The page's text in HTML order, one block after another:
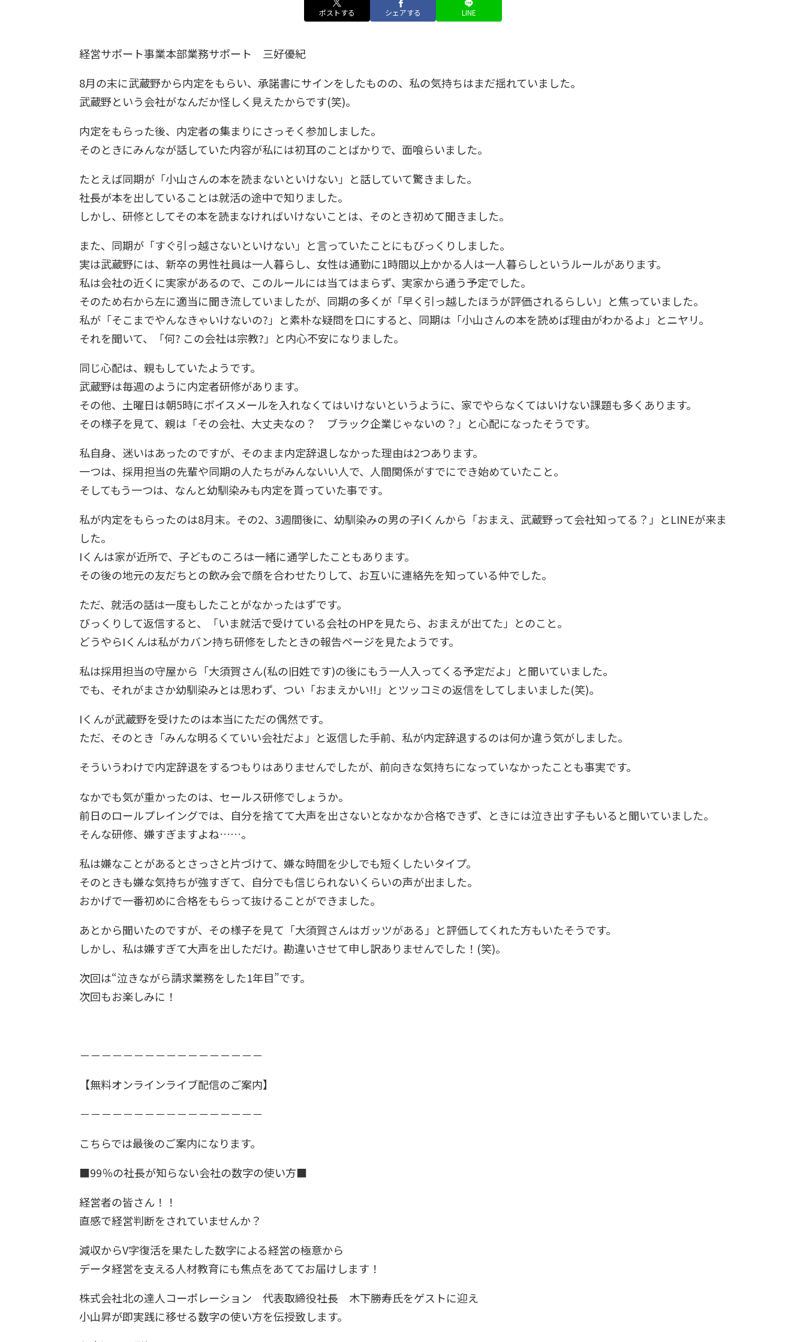
ポストする シェアする LINE
経営サポート事業本部業務サポート 三好優紀
8月の末に武蔵野から内定をもらい、承諾書にサインをしたものの、私の気持ちはまだ揺れていました。
武蔵野という会社がなんだか怪しく見えたからです(笑)。
内定をもらった後、内定者の集まりにさっそく参加しました。
そのときにみんなが話していた内容が私には初耳のことばかりで、面喰らいました。
たとえば同期が「小山さんの本を読まないといけない」と話していて驚きました。
社長が本を出していることは就活の途中で知りました。
しかし、研修としてその本を読まなければいけないことは、そのとき初めて聞きました。
また、同期が「すぐ引っ越さないといけない」と言っていたことにもびっくりしました。
実は武蔵野には、新卒の男性社員は一人暮らし、女性は通勤に1時間以上かかる人は一人暮らしというルールがあります。
私は会社の近くに実家があるので、このルールには当てはまらず、実家から通う予定でした。
そのため右から左に適当に聞き流していましたが、同期の多くが「早く引っ越したほうが評価されるらしい」と焦っていました。
私が「そこまでやんなきゃいけないの?」と素朴な疑問を口にすると、同期は「小山さんの本を読めば理由がわかるよ」とニヤリ。
それを聞いて、「何? この会社は宗教?」と内心不安になりました。
同じ心配は、親もしていたようです。
武蔵野は毎週のように内定者研修があります。
その他、土曜日は朝5時にボイスメールを入れなくてはいけないというように、家でやらなくてはいけない課題も多くあります。
その様子を見て、親は「その会社、大丈夫なの？ ブラック企業じゃないの？」と心配になったそうです。
私自身、迷いはあったのですが、そのまま内定辞退しなかった理由は2つあります。
一つは、採用担当の先輩や同期の人たちがみんないい人で、人間関係がすでにでき始めていたこと。
そしてもう一つは、なんと幼馴染みも内定を貰っていた事です。
私が内定をもらったのは8月末。その2、3週間後に、幼馴染みの男の子Iくんから「おまえ、武蔵野って会社知ってる？」とLINEが来ま
した。
Iくんは家が近所で、子どものころは一緒に通学したこともあります。
その後の地元の友だちとの飲み会で顔を合わせたりして、お互いに連絡先を知っている仲でした。
ただ、就活の話は一度もしたことがなかったはずです。
びっくりして返信すると、「いま就活で受けている会社のHPを見たら、おまえが出てた」とのこと。
どうやらIくんは私がカバン持ち研修をしたときの報告ページを見たようです。
私は採用担当の守屋から「大須賀さん(私の旧姓です)の後にもう一人入ってくる予定だよ」と聞いていました。
でも、それがまさか幼馴染みとは思わず、つい「おまえかい!!」とツッコミの返信をしてしまいました(笑)。
Iくんが武蔵野を受けたのは本当にただの偶然です。
ただ、そのとき「みんな明るくていい会社だよ」と返信した手前、私が内定辞退するのは何か違う気がしました。
そういうわけで内定辞退をするつもりはありませんでしたが、前向きな気持ちになっていなかったことも事実です。
なかでも気が重かったのは、セールス研修でしょうか。
前日のロールプレイングでは、自分を捨てて大声を出さないとなかなか合格できず、ときには泣き出す子もいると聞いていました。
そんな研修、嫌すぎますよね……。
私は嫌なことがあるとさっさと片づけて、嫌な時間を少しでも短くしたいタイプ。
そのときも嫌な気持ちが強すぎて、自分でも信じられないくらいの声が出ました。
おかげで一番初めに合格をもらって抜けることができました。
あとから聞いたのですが、その様子を見て「大須賀さんはガッツがある」と評価してくれた方もいたそうです。
しかし、私は嫌すぎて大声を出しただけ。勘違いさせて申し訳ありませんでした！(笑)。
次回は“泣きながら請求業務をした1年目”です。
次回もお楽しみに！
－－－－－－－－－－－－－－－－－
【無料オンラインライブ配信のご案内】
－－－－－－－－－－－－－－－－－
こちらでは最後のご案内になります。
■99％の社長が知らない会社の数字の使い方■
経営者の皆さん！！
直感で経営判断をされていませんか？
減収からV字復活を果たした数字による経営の極意から
データ経営を支える人材教育にも焦点をあててお届けします！
株式会社北の達人コーポレーション 代表取締役社長 木下勝寿氏をゲストに迎え
小山昇が即実践に移せる数字の使い方を伝授致します。